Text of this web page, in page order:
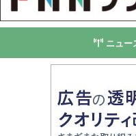
ニュー